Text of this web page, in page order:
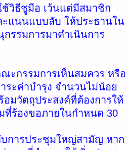
ชูมือ เว้นแต่มีสมาชิก
ะแนนแบบลับ ให้ประธานใน
รรมการมาดำเนินการ
รมการเห็นสมควร หรือ
ะค่าบำรุง จำนวนไม่น้อย
มวัตถุประสงค์ที่ต้องการให้
ที่ร้องขอภายในกำหนด 30
รประชุมใหญ่สามัญ หาก